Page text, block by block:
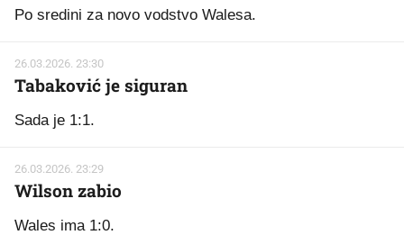
Po sredini za novo vodstvo Walesa.
26.03.2026. 23:30
Tabaković je siguran
Sada je 1:1.
26.03.2026. 23:29
Wilson zabio
Wales ima 1:0.